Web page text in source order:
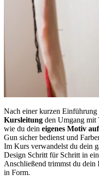
Nach einer kurzen Einführung
Kursleitung den Umgang mit
wie du dein eigenes Motiv
Gun sicher bedienst und
Im Kurs verwandelst du dein
Design Schritt für Schritt in
Anschließend trimmst du
in Form.